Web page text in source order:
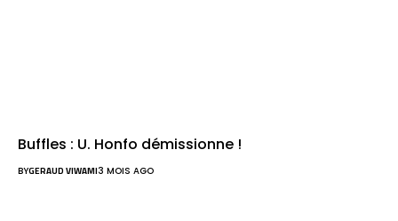
Buffles : U. Honfo démissionne !
BYGERAUD VIWAMI3 MOIS AGO